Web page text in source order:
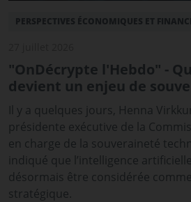
PERSPECTIVES ÉCONOMIQUES ET
"OnDécrypte l'Hebdo" -
devient un enjeu de
Il y a quelques jours, Henna
présidente exécutive de la
en charge de la souveraineté
indiqué que l’intelligence
désormais être considérée
stratégique.